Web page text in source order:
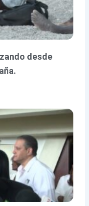
desde